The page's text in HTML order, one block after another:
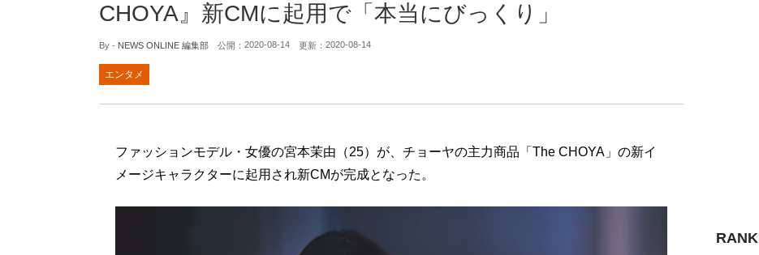
CHOYA』新CMに起用で「本当にびっくり」
By - NEWS ONLINE 編集部 公開： 2020-08-14 更新： 2020-08-14
エンタメ
ファッションモデル・女優の宮本茉由（25）が、チョーヤの主力商品「The CHOYA」の新イ
メージキャラクターに起用され新CMが完成となった。